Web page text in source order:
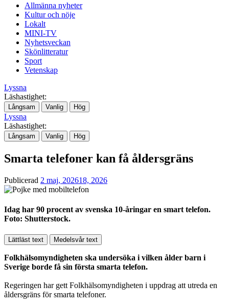
Allmänna nyheter
Kultur och nöje
Lokalt
MINI-TV
Nyhetsveckan
Skönlitteratur
Sport
Vetenskap
Lyssna
Läshastighet:
Långsam Vanlig Hög
Lyssna
Läshastighet:
Långsam Vanlig Hög
Smarta telefoner kan få åldersgräns
Publicerad 2 maj, 202618, 2026
Idag har 90 procent av svenska 10-åringar en smart telefon.
Foto: Shutterstock.
Lättläst text Medelsvår text
Folkhälsomyndigheten ska undersöka i vilken ålder barn i
Sverige borde få sin första smarta telefon.
Regeringen har gett Folkhälsomyndigheten i uppdrag att utreda en
åldersgräns för smarta telefoner.